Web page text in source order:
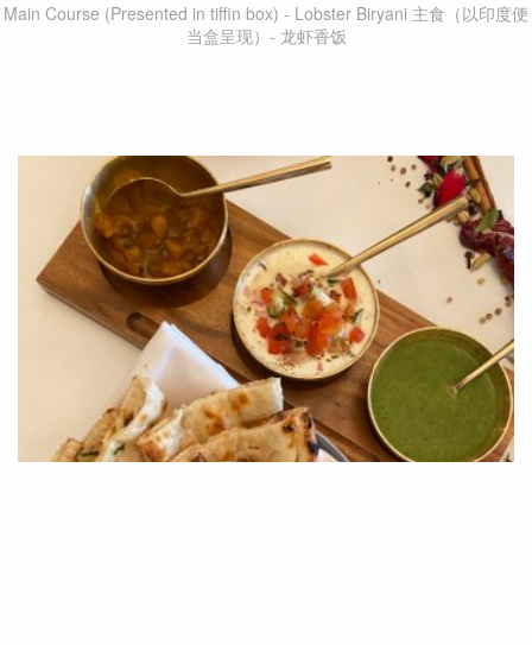
Main Course (Presented in tiffin box) - Lobster Biryani 主食（以印度便
当盒呈现）- 龙虾香饭